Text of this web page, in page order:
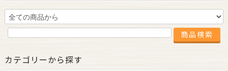
カテゴリーから探す